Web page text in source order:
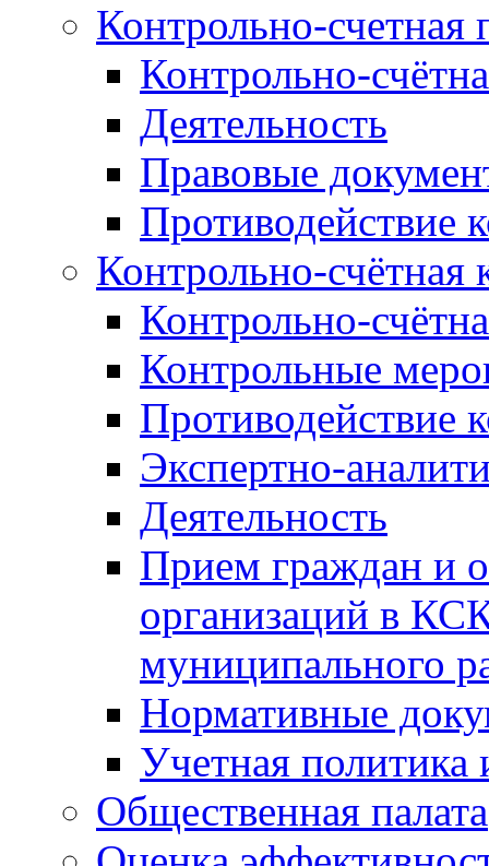
Контрольно-счетная
Контрольно-
Деятельность
Правовые
Противодействие
Контрольно-счётная
Контрольно-
Контрольные
Противодействие
Экспертно-
Деятельность
Прием граждан и
организаций в
муниципального
Нормативные
Учетная политика
Общественная палата